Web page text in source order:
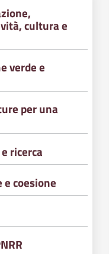
cultura e
verde e
per una
ricerca
coesione